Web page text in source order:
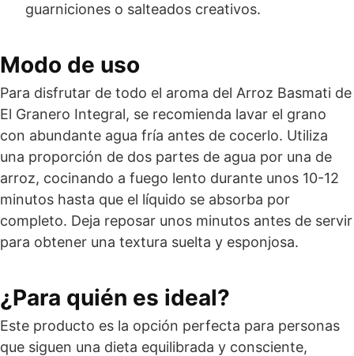
guarniciones o salteados creativos.
Modo de uso
Para disfrutar de todo el aroma del Arroz Basmati de
El Granero Integral, se recomienda lavar el grano
con abundante agua fría antes de cocerlo. Utiliza
una proporción de dos partes de agua por una de
arroz, cocinando a fuego lento durante unos 10-12
minutos hasta que el líquido se absorba por
completo. Deja reposar unos minutos antes de servir
para obtener una textura suelta y esponjosa.
¿Para quién es ideal?
Este producto es la opción perfecta para personas
que siguen una dieta equilibrada y consciente,